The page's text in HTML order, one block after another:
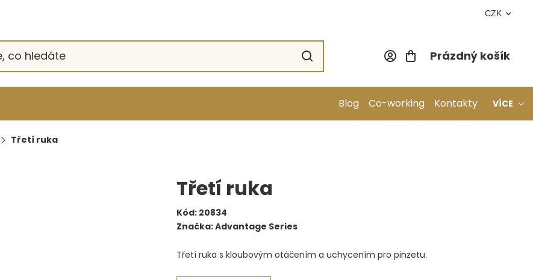
CZK
Nákupní
Prázdný košík
Blog Co-working Kontakty VÍCE
Třetí ruka
Třetí ruka
Kód: 20834
Značka:Advantage Series
Třetí ruka s kloubovým otáčením a uchycením pro pinzetu.